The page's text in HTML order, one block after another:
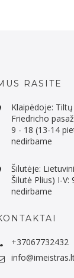
RASITE
Klaipėdoje: Tiltų
Friedricho
9 - 18 (13-14
nedirbame
Šilutėje:
Šilutė Plius) I-V:
nedirbame
+37067732432